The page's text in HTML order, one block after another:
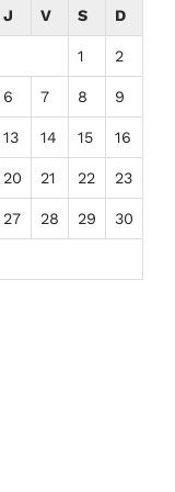
J V S D
1 2
6 7 8 9
13 14 15 16
20 21 22 23
27 28 29 30